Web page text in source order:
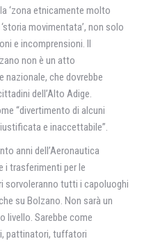
‘zona etnicamente molto
movimentata’, non solo
e incomprensioni. Il
non è un atto
nazionale, che dovrebbe
dell’Alto Adige.
“divertimento di alcuni
e inaccettabile”.
anni dell’Aeronautica
i trasferimenti per le
sorvoleranno tutti i capoluoghi
su Bolzano. Non sarà un
livello. Sarebbe come
pattinatori, tuffatori